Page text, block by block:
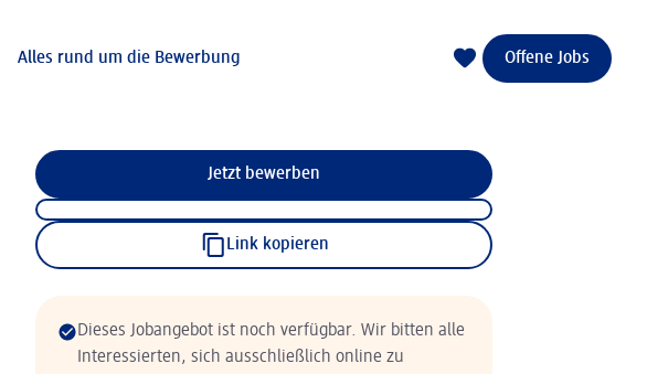
Alles rund um die Bewerbung Offene Jobs
Jetzt bewerben
Link kopieren
Dieses Jobangebot ist noch verfügbar. Wir bitten alle
Interessierten, sich ausschließlich online zu